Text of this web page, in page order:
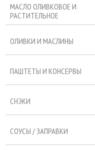
МАСЛО ОЛИВКОВОЕ И
РАСТИТЕЛЬНОЕ
ОЛИВКИ И МАСЛИНЫ
ПАШТЕТЫ И КОНСЕРВЫ
СНЭКИ
СОУСЫ / ЗАПРАВКИ